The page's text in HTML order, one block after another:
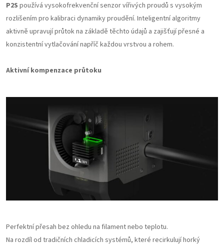
P2S používá vysokofrekvenční senzor vířivých proudů s vysokým
rozlišením pro kalibraci dynamiky proudění. Inteligentní algoritmy
aktivně upravují průtok na základě těchto údajů a zajišťují přesné a
konzistentní vytlačování napříč každou vrstvou a rohem.
Aktivní kompenzace průtoku
Perfektní přesah bez ohledu na filament nebo teplotu.
Na rozdíl od tradičních chladicích systémů, které recirkulují horký